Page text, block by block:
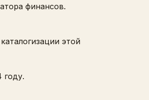
финансов.
этой
году.